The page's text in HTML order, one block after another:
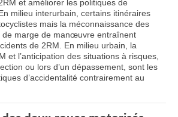
et améliorer les politiques de
milieu interurbain, certains itinéraires
mais la méconnaissance des
de marge de manœuvre entraînent
de 2RM. En milieu urbain, la
et l’anticipation des situations à risques,
ou lors d’un dépassement, sont les
d’accidentalité contrairement au